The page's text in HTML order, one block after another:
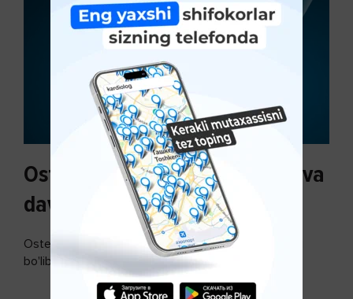
Osteoartroz sabablari, tasnifi va
davolash usullari
Osteoartroz - bo'g'imlarning keng tarqalgan kasalligi
bo'lib, so'ngi paytda osteoartroz kasalligi sonining
ko'payishi tendentsiyasi mavjud...
DAVOMINI O'QISH